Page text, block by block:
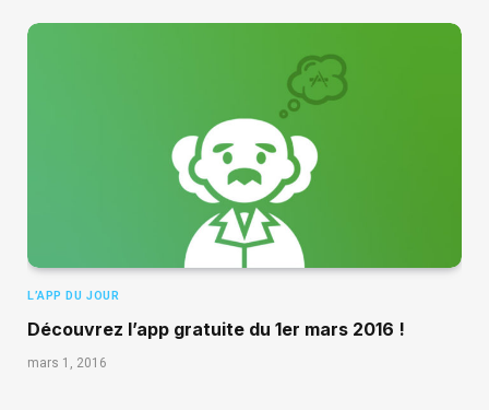
L’APP DU JOUR
Découvrez l’app gratuite du 1er mars 2016 !
mars 1, 2016